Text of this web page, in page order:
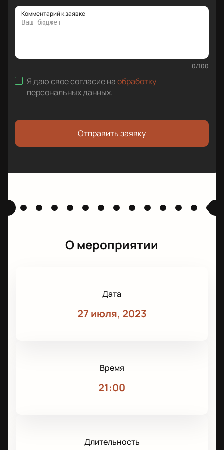
Комментарий к заявке
0/100
Я даю свое согласие наобработку
персональных данных.
Отправить заявку
О мероприятии
Дата
27 июля, 2023
Время
21:00
Длительность